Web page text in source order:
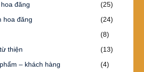
đăng
(25)
hoa đăng
(24)
(8)
thiện
(13)
– khách hàng
(4)